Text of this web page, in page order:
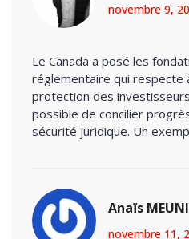
novembre 9,
Le Canada a posé les
réglementaire qui respecte
protection des
possible de concilier
sécurité juridique. Un
Anaïs
novembre 11,